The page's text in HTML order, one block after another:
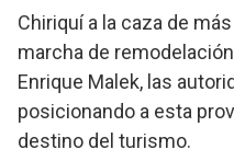
Chiriquí a la caza de
marcha de
Enrique Malek, las
posicionando a esta
destino del turismo.